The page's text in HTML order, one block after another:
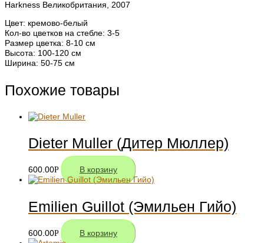
Harkness Великобритания, 2007
Цвет: кремово-белый
Кол-во цветков на стебле: 3-5
Размер цветка: 8-10 см
Высота: 100-120 см
Ширина: 50-75 см
Похожие товары
Dieter Muller (Дитер Мюллер)
600.00Р В корзину
Emilien Guillot (Эмильен Гийо)
600.00Р В корзину